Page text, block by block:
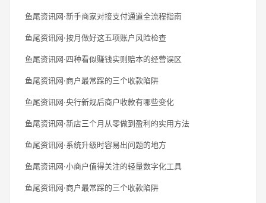
鱼尾资讯网·新手商家对接支付通道全流程指南
鱼尾资讯网·按月做好这五项账户风险检查
鱼尾资讯网·四种看似赚钱实则赔本的经营误区
鱼尾资讯网·商户最常踩的三个收款陷阱
鱼尾资讯网·央行新规后商户收款有哪些变化
鱼尾资讯网·新店三个月从零做到盈利的实用方法
鱼尾资讯网·系统升级时容易出问题的地方
鱼尾资讯网·小商户值得关注的轻量数字化工具
鱼尾资讯网·商户最常踩的三个收款陷阱